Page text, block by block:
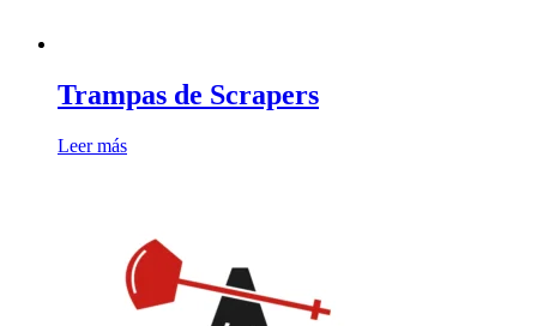
Trampas de Scrapers
Leer más